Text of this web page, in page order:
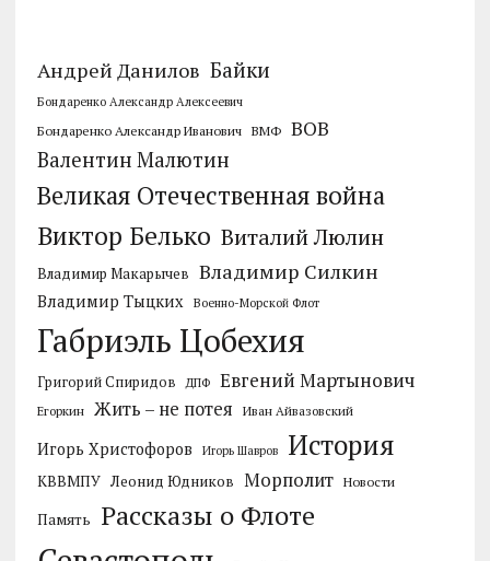
Андрей Данилов Байки
Бондаренко Александр Алексеевич
Бондаренко Александр Иванович ВМФ ВОВ
Валентин Малютин
Великая Отечественная война
Виктор Белько Виталий Люлин
Владимир Макарычев Владимир Силкин
Владимир Тыцких Военно-Морской Флот
Габриэль Цобехия
Григорий Спиридов ДПФ Евгений Мартынович
Егоркин Жить – не потея Иван Айвазовский
Игорь Христофоров Игорь Шавров История
КВВМПУ Леонид Юдников Морполит Новости
Память Рассказы о Флоте